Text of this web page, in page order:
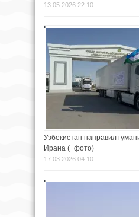
13.05.2026 22:10
Узбекистан направил
Ирана (+фото)
17.03.2026 04:10